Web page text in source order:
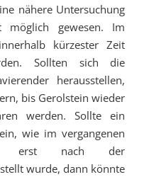
nähere Untersuchung
möglich gewesen. Im
kürzester Zeit
Sollten sich die
herausstellen,
bis Gerolstein wieder
werden. Sollte ein
wie im vergangenen
erst nach der
wurde, dann könnte